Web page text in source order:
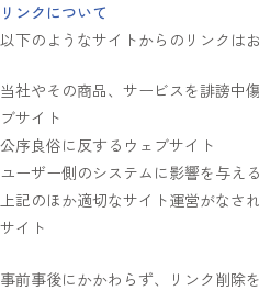
リンクについて
以下のようなサイトからのリンクは
当社やその商品、サービスを誹謗中
ブサイト
公序良俗に反するウェブサイト
ユーザー側のシステムに影響を与え
上記のほか適切なサイト運営がなさ
サイト
事前事後にかかわらず、リンク削除